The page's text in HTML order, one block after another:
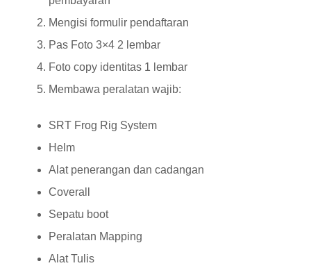
Mengisi formulir pendaftaran
Pas Foto 3×4 2 lembar
Foto copy identitas 1 lembar
Membawa peralatan wajib:
SRT Frog Rig System
Helm
Alat penerangan dan cadangan
Coverall
Sepatu boot
Peralatan Mapping
Alat Tulis